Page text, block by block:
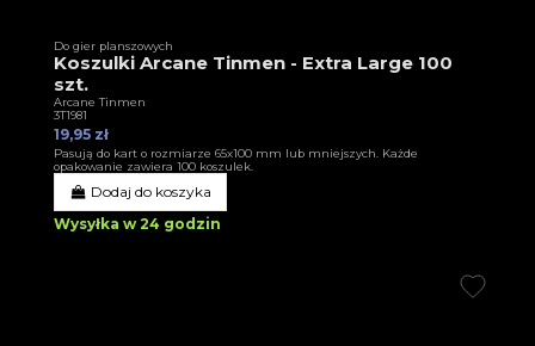
Do gier planszowych
Koszulki Arcane Tinmen - Extra Large 100
szt.
Arcane Tinmen
3T1981
19,95 zł
Pasują do kart o rozmiarze 65x100 mm lub mniejszych. Każde
opakowanie zawiera 100 koszulek.
Dodaj do koszyka
Wysyłka w 24 godzin